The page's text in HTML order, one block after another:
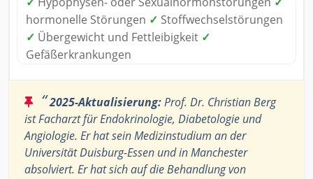
hormonelle Störungen ✓ Stoffwechselstörungen
✓ Übergewicht und Fettleibigkeit ✓
Gefäßerkrankungen
“2025-Aktualisierung:Prof. Dr. Christian Berg
ist Facharzt für Endokrinologie, Diabetologie und
Angiologie. Er hat sein Medizinstudium an der
Universität Duisburg-Essen und in Manchester
absolviert. Er hat sich auf die Behandlung von